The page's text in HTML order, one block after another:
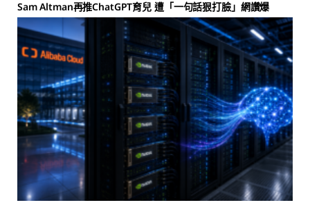
Sam Altman再推ChatGPT育兒 遭「一句話狠打臉」網讚爆